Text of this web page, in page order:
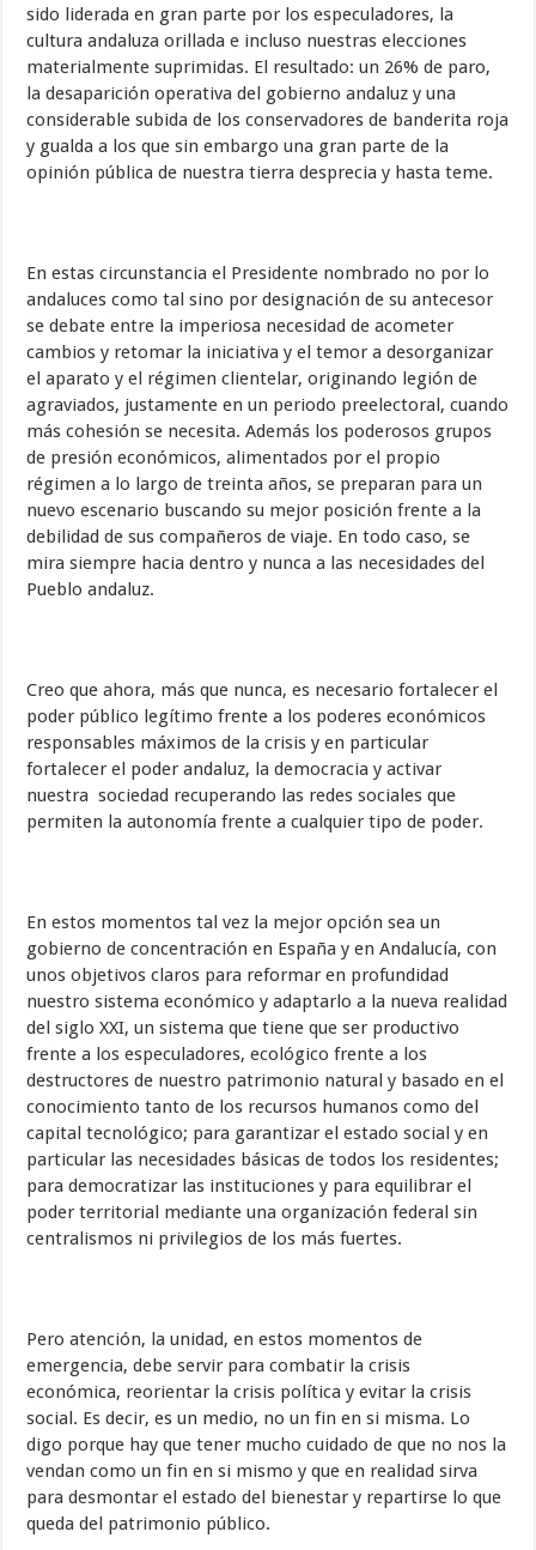
sido liderada en gran parte por los especuladores, la
cultura andaluza orillada e incluso nuestras elecciones
materialmente suprimidas. El resultado: un 26% de paro,
la desaparición operativa del gobierno andaluz y una
considerable subida de los conservadores de banderita roja
y gualda a los que sin embargo una gran parte de la
opinión pública de nuestra tierra desprecia y hasta teme.
En estas circunstancia el Presidente nombrado no por lo
andaluces como tal sino por designación de su antecesor
se debate entre la imperiosa necesidad de acometer
cambios y retomar la iniciativa y el temor a desorganizar
el aparato y el régimen clientelar, originando legión de
agraviados, justamente en un periodo preelectoral, cuando
más cohesión se necesita. Además los poderosos grupos
de presión económicos, alimentados por el propio
régimen a lo largo de treinta años, se preparan para un
nuevo escenario buscando su mejor posición frente a la
debilidad de sus compañeros de viaje. En todo caso, se
mira siempre hacia dentro y nunca a las necesidades del
Pueblo andaluz.
Creo que ahora, más que nunca, es necesario fortalecer el
poder público legítimo frente a los poderes económicos
responsables máximos de la crisis y en particular
fortalecer el poder andaluz, la democracia y activar
nuestra sociedad recuperando las redes sociales que
permiten la autonomía frente a cualquier tipo de poder.
En estos momentos tal vez la mejor opción sea un
gobierno de concentración en España y en Andalucía, con
unos objetivos claros para reformar en profundidad
nuestro sistema económico y adaptarlo a la nueva realidad
del siglo XXI, un sistema que tiene que ser productivo
frente a los especuladores, ecológico frente a los
destructores de nuestro patrimonio natural y basado en el
conocimiento tanto de los recursos humanos como del
capital tecnológico; para garantizar el estado social y en
particular las necesidades básicas de todos los residentes;
para democratizar las instituciones y para equilibrar el
poder territorial mediante una organización federal sin
centralismos ni privilegios de los más fuertes.
Pero atención, la unidad, en estos momentos de
emergencia, debe servir para combatir la crisis
económica, reorientar la crisis política y evitar la crisis
social. Es decir, es un medio, no un fin en si misma. Lo
digo porque hay que tener mucho cuidado de que no nos la
vendan como un fin en si mismo y que en realidad sirva
para desmontar el estado del bienestar y repartirse lo que
queda del patrimonio público.